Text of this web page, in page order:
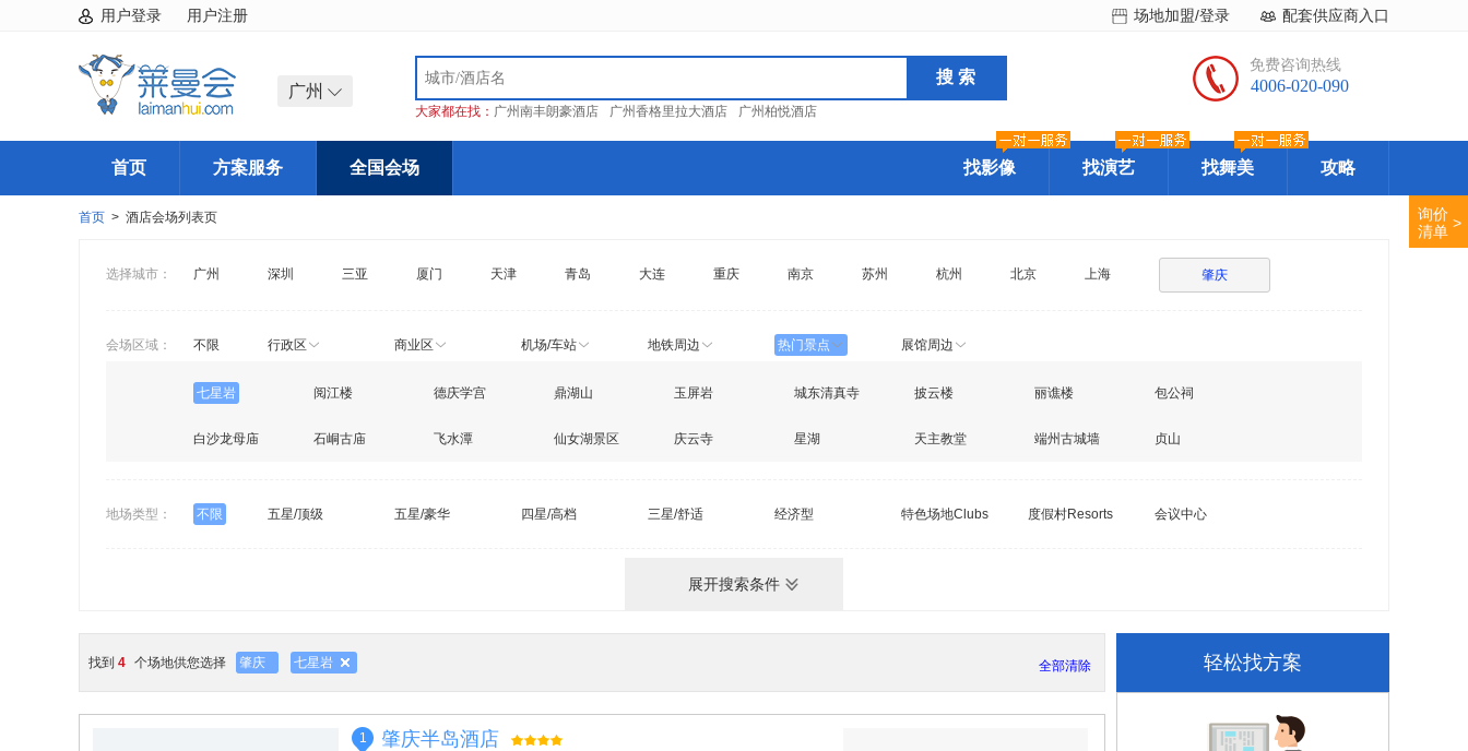
用户登录 用户注册 配套供应商入口
场地加盟/登录
广州
大家都在找： 广州南丰朗豪酒店 广州香格里拉大酒店 广州柏悦酒店
免费咨询热线
4006-020-090
首页 方案服务 全国会场 找影像 找演艺 找舞美 攻略
首页 > 酒店会场列表页
选择城市： 广州 深圳 三亚 厦门 天津 青岛 大连 重庆 南京 苏州 杭州 北京 上海 肇庆
会场区域： 不限 行政区 商业区 机场/车站 地铁周边 热门景点 展馆周边
七星岩 阅江楼 德庆学宫 鼎湖山 玉屏岩 城东清真寺 披云楼 丽谯楼 包公祠
白沙龙母庙 石峒古庙 飞水潭 仙女湖景区 庆云寺 星湖 天主教堂 端州古城墙 贞山
地场类型： 不限 五星/顶级 五星/豪华 四星/高档 三星/舒适 经济型 特色场地Clubs 度假村Resorts 会议中心
展开搜索条件
找到 4 个场地供您选择 肇庆 七星岩 全部清除
1 肇庆半岛酒店
轻松找方案
询价
清单 >